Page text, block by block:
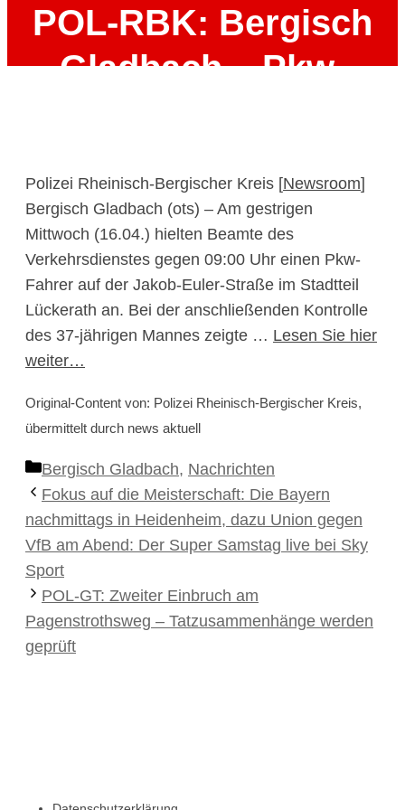
POL-RBK: Bergisch
Gladbach – Pkw-
Führerschein und
unter Drogeneinfluss
unterwegs
Polizei Rheinisch-Bergischer Kreis [Newsroom]
Bergisch Gladbach (ots) – Am gestrigen
Mittwoch (16.04.) hielten Beamte des
Verkehrsdienstes gegen 09:00 Uhr einen Pkw-
Fahrer auf der Jakob-Euler-Straße im Stadtteil
Lückerath an. Bei der anschließenden Kontrolle
des 37-jährigen Mannes zeigte … Lesen Sie hier
weiter…
Original-Content von: Polizei Rheinisch-Bergischer Kreis,
übermittelt durch news aktuell
Kategorien
Bergisch Gladbach, Nachrichten
Fokus auf die Meisterschaft: Die Bayern
nachmittags in Heidenheim, dazu Union gegen
VfB am Abend: Der Super Samstag live bei Sky
Sport
POL-GT: Zweiter Einbruch am
Pagenstrothsweg – Tatzusammenhänge werden
geprüft